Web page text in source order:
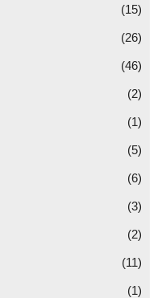
(15)
(26)
(46)
(2)
(1)
(5)
(6)
(3)
(2)
(11)
(1)